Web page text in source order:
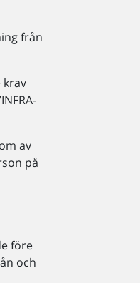
från
krav
av
på
före
och